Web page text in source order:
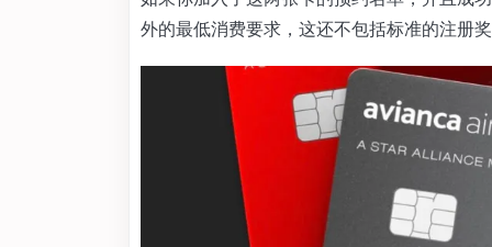
外的最低消费要求，这还不包括标准的注册